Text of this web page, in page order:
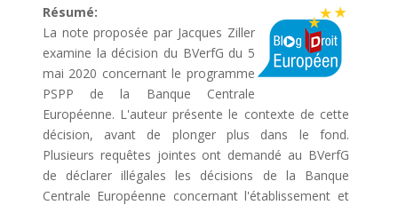
Résumé:
La note proposée par Jacques Ziller
examine la décision du BVerfG du 5
mai 2020 concernant le programme
PSPP de la Banque Centrale
Européenne. L'auteur présente le contexte de cette
décision, avant de plonger plus dans le fond.
Plusieurs requêtes jointes ont demandé au BVerfG
de déclarer illégales les décisions de la Banque
Centrale Européenne concernant l'établissement et